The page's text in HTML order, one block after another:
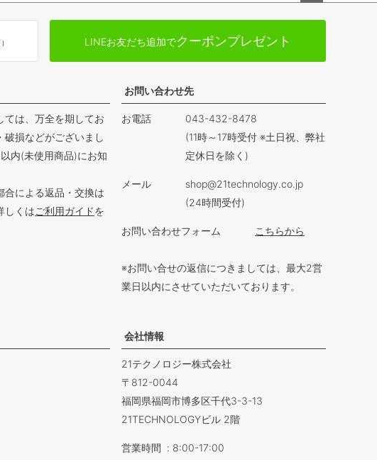
) LINEお友だち追加でクーポンプレゼント
ては、万全を期してお
破損などがございまし
内(未使用商品)にお知
合による返品・交換は
しくはご利用ガイドを
お問い合わせ先
お電話
043-432-8478
(11時～17時受付 ※土日祝、弊社
定休日を除く)
メール
shop@21technology.co.jp
(24時間受付)
お問い合わせフォーム こちらから
※お問い合せの返信につきましては、最大2営
業日以内にさせていただいております。
会社情報
21テクノロジー株式会社
812-0044
福岡県福岡市博多区千代3-3-13
21TECHNOLOGYビル 2階
営業時間
8:00-17:00